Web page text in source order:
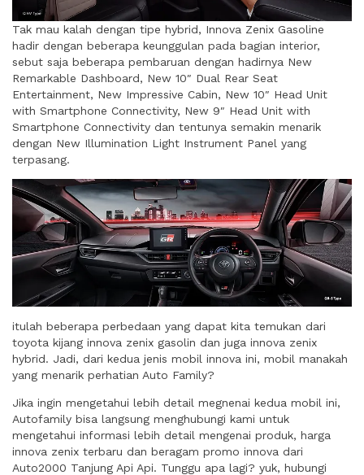
Tak mau kalah dengan tipe hybrid, Innova Zenix Gasoline
hadir dengan beberapa keunggulan pada bagian interior,
sebut saja beberapa pembaruan dengan hadirnya ​​New
Remarkable Dashboard, New 10″ Dual Rear Seat
Entertainment, New Impressive Cabin, New 10″ Head Unit
with Smartphone Connectivity, New 9″ Head Unit with
Smartphone Connectivity dan tentunya semakin menarik
dengan New Illumination Light Instrument Panel yang
terpasang.
itulah beberapa perbedaan yang dapat kita temukan dari
toyota kijang innova zenix gasolin dan juga innova zenix
hybrid. Jadi, dari kedua jenis mobil innova ini, mobil manakah
yang menarik perhatian Auto Family?
Jika ingin mengetahui lebih detail megnenai kedua mobil ini,
Autofamily bisa langsung menghubungi kami untuk
mengetahui informasi lebih detail mengenai produk, harga
innova zenix terbaru dan beragam promo innova dari
Auto2000 Tanjung Api Api. Tunggu apa lagi? yuk, hubungi